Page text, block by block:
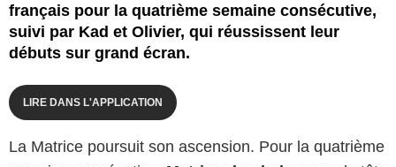
français pour la quatrième semaine consécutive,
suivi par Kad et Olivier, qui réussissent leur
débuts sur grand écran.
LIRE DANS L'APPLICATION
La Matrice poursuit son ascension. Pour la quatrième